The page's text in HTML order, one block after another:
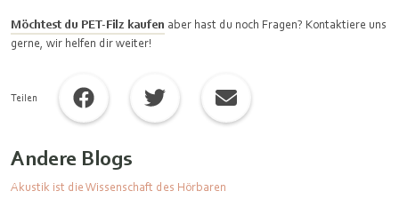
Möchtest du PET-Filz kaufen aber hast du noch Fragen? Kontaktiere uns
gerne, wir helfen dir weiter!
Teilen
Andere Blogs
Akustik ist die Wissenschaft des Hörbaren